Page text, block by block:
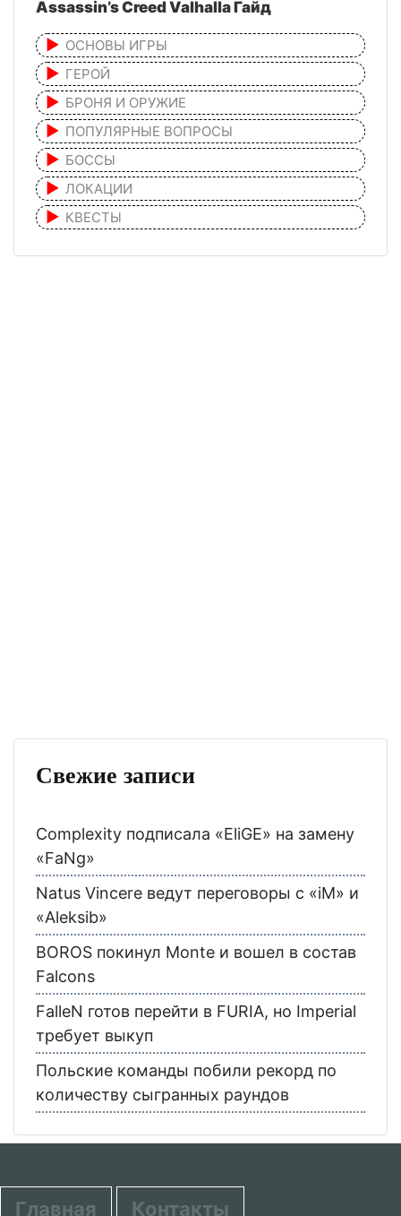
Assassin’s Creed Valhalla Гайд
ОСНОВЫ ИГРЫ
ГЕРОЙ
БРОНЯ И ОРУЖИЕ
ПОПУЛЯРНЫЕ ВОПРОСЫ
БОССЫ
ЛОКАЦИИ
КВЕСТЫ
Свежие записи
Complexity подписала «EliGE» на замену
«FaNg»
Natus Vincere ведут переговоры с «iM» и
«Aleksib»
BOROS покинул Monte и вошел в состав
Falcons
FalleN готов перейти в FURIA, но Imperial
требует выкуп
Польские команды побили рекорд по
количеству сыгранных раундов
Главная Контакты